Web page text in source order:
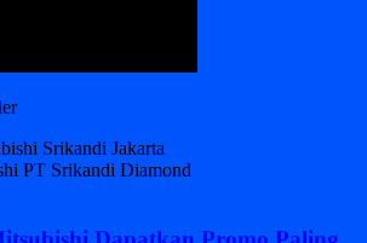
PT Srikandi Diamond